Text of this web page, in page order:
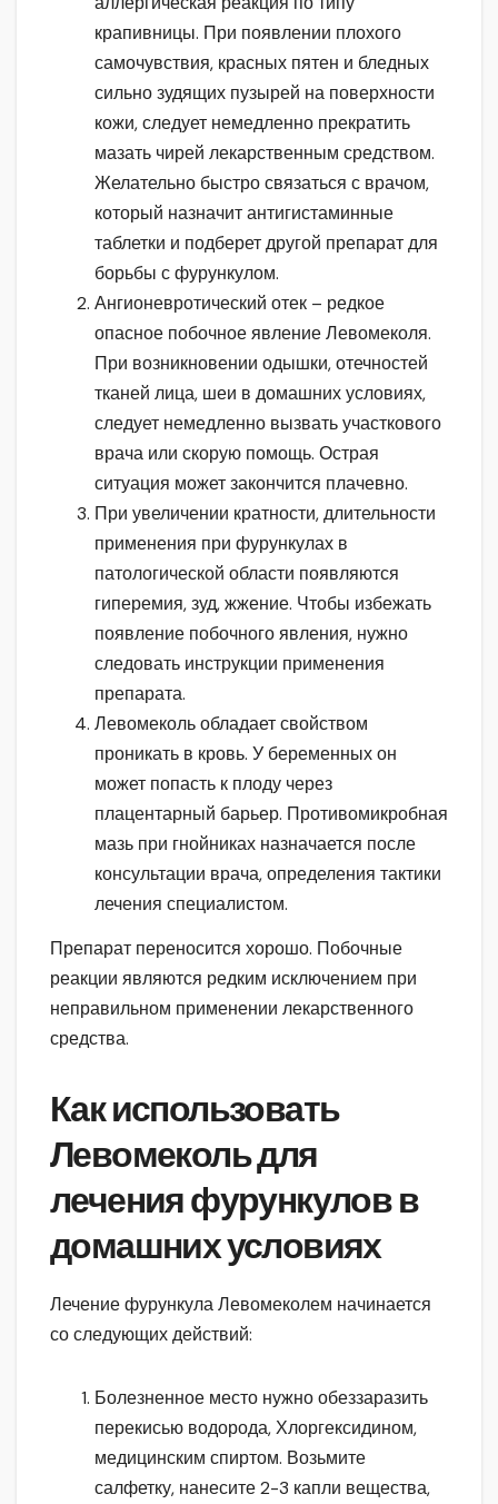
крапивницы. При появлении плохого
самочувствия, красных пятен и бледных
сильно зудящих пузырей на поверхности
кожи, следует немедленно прекратить
мазать чирей лекарственным средством.
Желательно быстро связаться с врачом,
который назначит антигистаминные
таблетки и подберет другой препарат для
борьбы с фурункулом.
Ангионевротический отек – редкое
опасное побочное явление Левомеколя.
При возникновении одышки, отечностей
тканей лица, шеи в домашних условиях,
следует немедленно вызвать участкового
врача или скорую помощь. Острая
ситуация может закончится плачевно.
При увеличении кратности, длительности
применения при фурункулах в
патологической области появляются
гиперемия, зуд, жжение. Чтобы избежать
появление побочного явления, нужно
следовать инструкции применения
препарата.
Левомеколь обладает свойством
проникать в кровь. У беременных он
может попасть к плоду через
плацентарный барьер. Противомикробная
мазь при гнойниках назначается после
консультации врача, определения тактики
лечения специалистом.
Препарат переносится хорошо. Побочные
реакции являются редким исключением при
неправильном применении лекарственного
средства.
Как использовать
Левомеколь для
лечения фурункулов в
домашних условиях
Лечение фурункула Левомеколем начинается
со следующих действий:
Болезненное место нужно обеззаразить
перекисью водорода, Хлоргексидином,
медицинским спиртом. Возьмите
салфетку, нанесите 2-3 капли вещества,